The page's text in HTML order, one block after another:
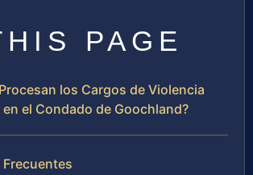
PAGE
los Cargos de Violencia
el Condado de Goochland?